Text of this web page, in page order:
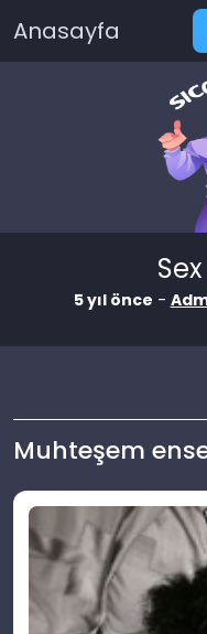
Anasayfa
5 yıl önce -
Muhteşem